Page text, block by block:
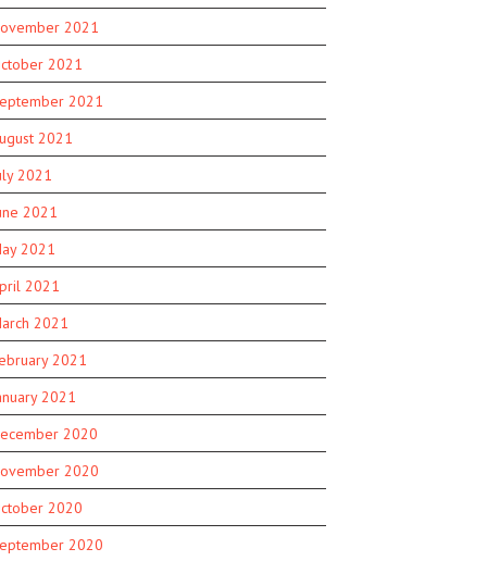
2021
2021
2021
2021
2021
2021
2021
2021
2021
2021
2021
2020
2020
2020
2020